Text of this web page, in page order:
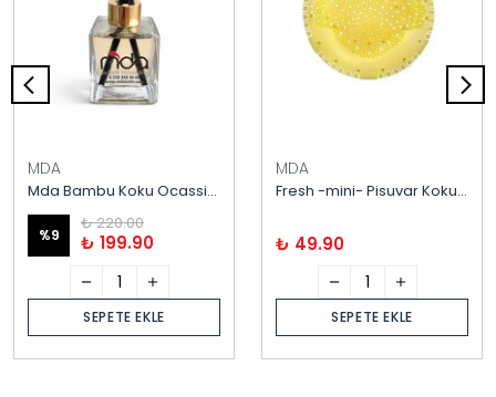
MDA
Mda Bambu Koku Ocassion 120 ml
%9
₺ 220.00
₺ 199.90
SEPETE EKLE
MDA
Fresh -mini- Pisuvar Koku Giderici Süzgeç
₺ 49.90
SEPETE EKLE